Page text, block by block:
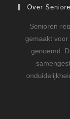
Over
Senioren-
gemaakt voor
genoemd.